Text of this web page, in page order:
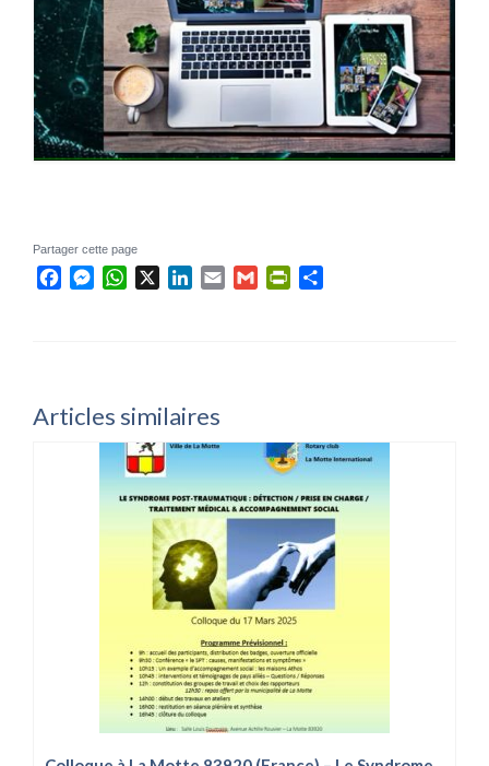
Partager cette page
FacebookMessenger
WhatsAppLinkedIn
Email Gmail PrintFriendly
Articles similaires